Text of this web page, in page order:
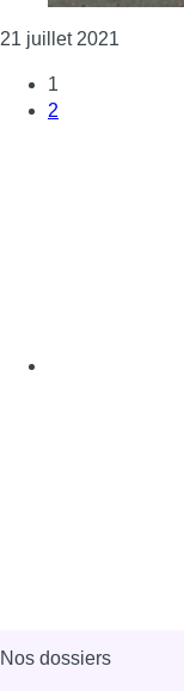
21 juillet 2021
1
2
Nos dossiers